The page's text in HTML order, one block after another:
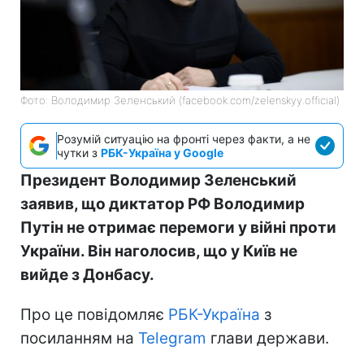
Фото: Володимир Зеленський (facebook.com/zelenskyy.official)
Розумій ситуацію на фронті через факти, а не
чутки з РБК-Україна у Google
Президент Володимир Зеленський
заявив, що диктатор РФ Володимир
Путін не отримає перемоги у війні проти
України. Він наголосив, що у Київ не
вийде з Донбасу.
Про це повідомляє РБК-Україна з
посиланням на Telegram глави держави.